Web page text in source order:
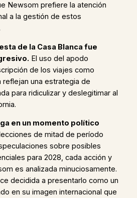
Newsom prefiere la atención
a la gestión de estos
de la Casa Blanca fue
El uso del apodo
de los viajes como
reflejan una estrategia de
para ridiculizar y deslegitimar al
en un momento político
de mitad de período
sobre posibles
para 2028, cada acción y
es analizada minuciosamente.
decidida a presentarlo como un
en su imagen internacional que